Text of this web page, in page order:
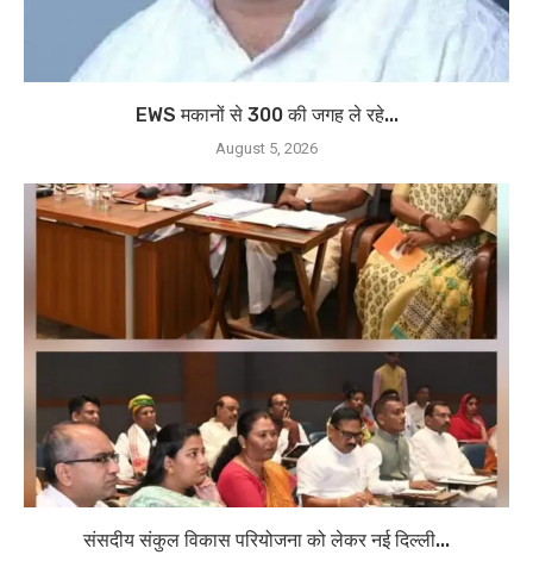
EWS मकानों से 300 की जगह ले रहे...
August 5, 2026
संसदीय संकुल विकास परियोजना को लेकर नई दिल्ली...